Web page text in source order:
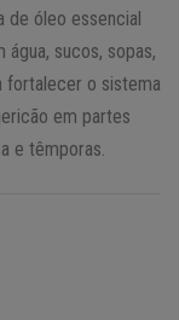
de óleo essencial
sucos, sopas,
fortalecer o sistema
em partes
e têmporas.